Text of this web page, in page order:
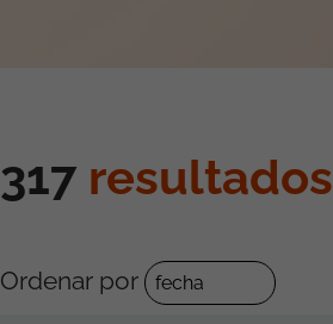
317 resultados
Ordenar por